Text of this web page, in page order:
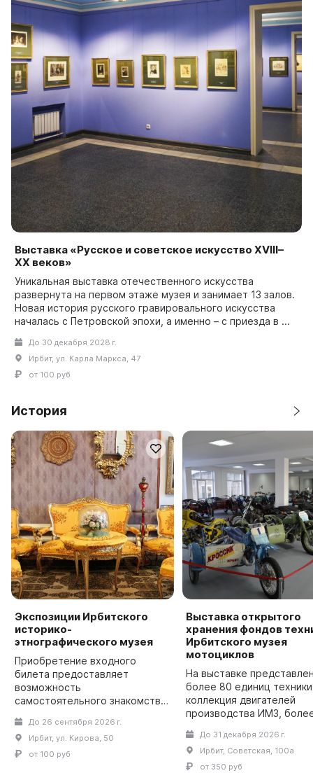
Выставка «Русское и советское искусство XVIII–
XX веков»
Уникальная выставка отечественного искусства
развернута на первом этаже музея и занимает 13 залов.
Новая история русского гравировального искусства
началась с Петровской эпохи, а именно – с приезда в ...
До 30 декабря 2028 г.
Ирбит, ул. Карла Маркса, 47
от 100 руб
История
Экспозиции Ирбитского
историко-
этнографического музея
Приобретение входного
билета предоставляет
возможность
самостоятельного знакомства
музея и залами временных
выставок.Здесь
располагаются
До 26 сентября 2026 г.
Ирбит, ул. Кирова, 50
от 100 руб
Выставка открытого
хранения фондов
Ирбитского музея
мотоциклов
На выставке
более 80 единиц
коллекция двигателей
производства ИМЗ,
иностранного
экспериментальная
производства
До 31 декабря 2026 г.
Ирбит, Советская, 100а
от 350 руб